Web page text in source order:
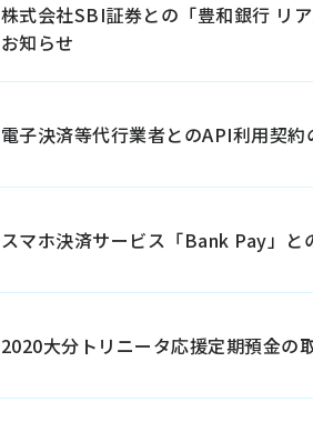
株式会社SBI証券との「豊和銀行 リ
お知らせ
電子決済等代行業者とのAPI利用契
スマホ決済サービス「Bank Pay」と
2020大分トリニータ応援定期預金の